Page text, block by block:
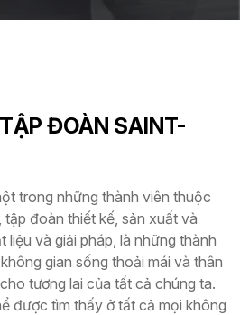
ĐOÀN SAINT-
trong những thành viên thuộc
đoàn thiết kế, sản xuất và
liệu và giải pháp, là những thành
gian sống thoải mái và thân
tương lai của tất cả chúng ta.
được tìm thấy ở tất cả mọi không